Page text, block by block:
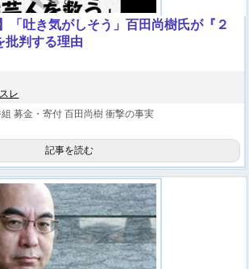
「吐き気がしそう」百田尚樹氏が『２
批判する理由
レ
募金・寄付 百田尚樹 衝撃の事実
記事を読む